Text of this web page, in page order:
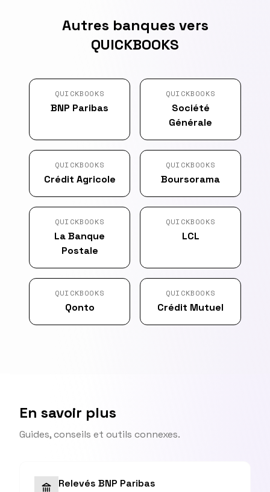
Autres banques vers
QUICKBOOKS
QUICKBOOKS
BNP Paribas
QUICKBOOKS
Société
Générale
QUICKBOOKS
Crédit Agricole
QUICKBOOKS
Boursorama
QUICKBOOKS
La Banque
Postale
QUICKBOOKS
LCL
QUICKBOOKS
Qonto
QUICKBOOKS
Crédit Mutuel
En savoir plus
Guides, conseils et outils connexes.
Relevés BNP Paribas